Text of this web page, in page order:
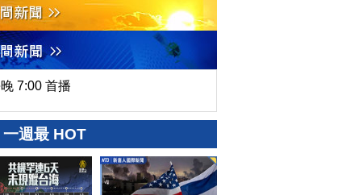
7:00 首播
一週最 HOT